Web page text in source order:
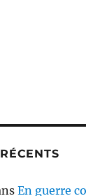
En guerre